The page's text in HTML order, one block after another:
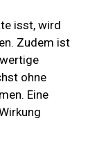
isst, wird
Zudem ist
ohne
Eine